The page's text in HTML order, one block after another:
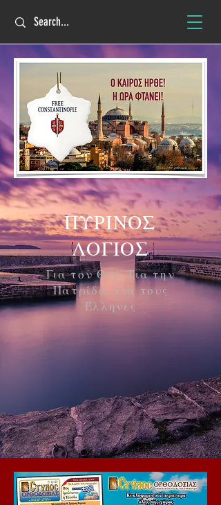
ΠΥΡΙΝΟΣ
ΛΟΓΙΟΣ
Για τον Θεό. Για την
Πατρίδα. Για τους
Έλληνες